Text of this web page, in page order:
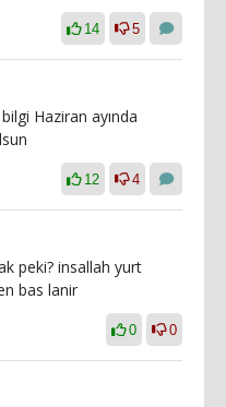
14 5
Haziran ayında
12 4
peki? insallah yurt
bas lanir
0 0